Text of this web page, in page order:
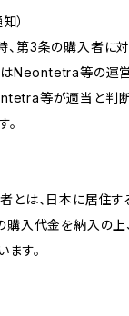
）
第3条の購入者に
はNeontetra等の運
等が適当と判断
。
とは、日本に居住す
購入代金を納入の
す。